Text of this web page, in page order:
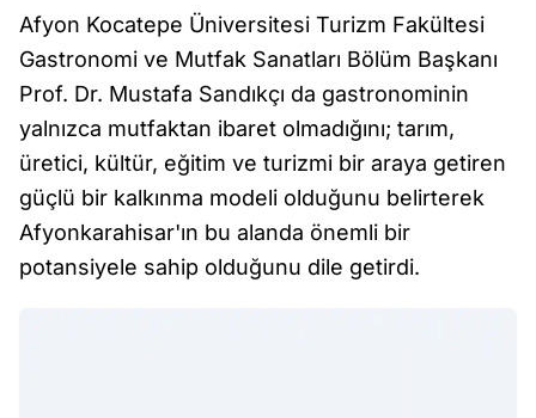
Afyon Kocatepe Üniversitesi Turizm Fakültesi
Gastronomi ve Mutfak Sanatları Bölüm Başkanı
Prof. Dr. Mustafa Sandıkçı da gastronominin
yalnızca mutfaktan ibaret olmadığını; tarım,
üretici, kültür, eğitim ve turizmi bir araya getiren
güçlü bir kalkınma modeli olduğunu belirterek
Afyonkarahisar'ın bu alanda önemli bir
potansiyele sahip olduğunu dile getirdi.